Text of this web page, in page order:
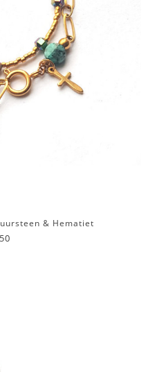
& Hematiet